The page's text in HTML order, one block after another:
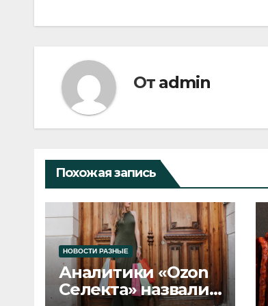
От admin
Похожая запись
НОВОСТИ РАЗНЫЕ
Аналитики «Ozon
Селекта» назвали